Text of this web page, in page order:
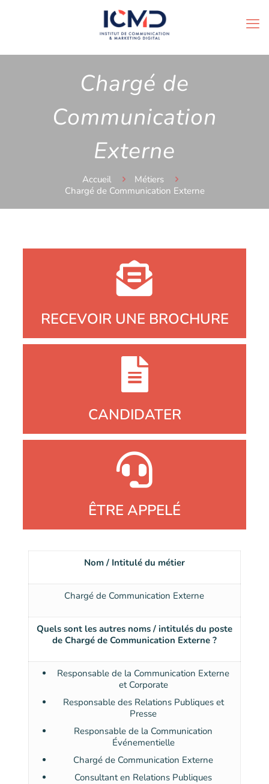
Chargé de
Communication
Externe
Accueil
Métiers
Chargé de Communication Externe
RECEVOIR UNE BROCHURE
CANDIDATER
ÊTRE APPELÉ
Nom / Intitulé du métier
Chargé de Communication Externe
Quels sont les autres noms / intitulés du poste
de Chargé de Communication Externe ?
Responsable de la Communication Externe
et Corporate
Responsable des Relations Publiques et
Presse
Responsable de la Communication
Événementielle
Chargé de Communication Externe
Consultant en Relations Publiques